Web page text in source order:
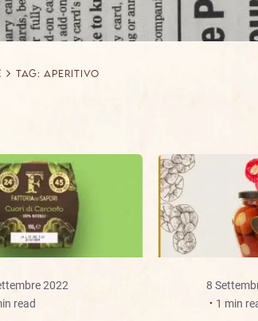
Tag: APERITIVO
2022
read
8
1 min